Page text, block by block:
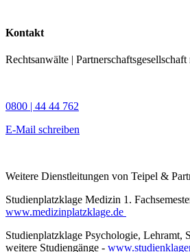
Kontakt
Rechtsanwälte | Partnerschaftsgesellschaft
0800 | 44 44 762
E-Mail schreiben
Weitere Dienstleitungen von Teipel &
Studienplatzklage Medizin 1.
www.medizinplatzklage.de
Studienplatzklage Psychologie, Lehramt,
weitere Studiengänge -